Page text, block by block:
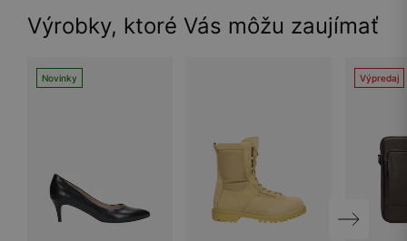
Výrobky, ktoré Vás môžu zaujímať
Novinky Výpredaj